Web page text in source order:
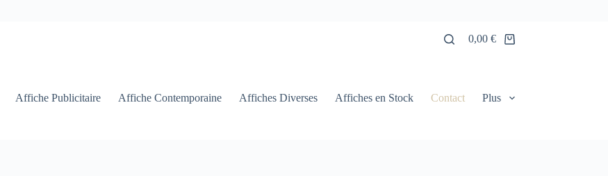
0,00€
Affiche Publicitaire Affiche Contemporaine Affiches Diverses Affiches en Stock Contact Plus